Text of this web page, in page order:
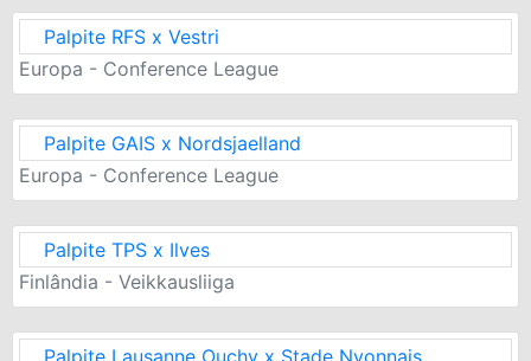
Palpite RFS x Vestri
Europa - Conference League
Palpite GAIS x Nordsjaelland
Europa - Conference League
Palpite TPS x Ilves
Finlândia - Veikkausliiga